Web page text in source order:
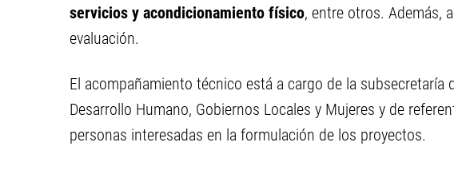
servicios y acondicionamiento físico, entre otros. Además,
evaluación.
El acompañamiento técnico está a cargo de la subsecretaría
Desarrollo Humano, Gobiernos Locales y Mujeres y de
personas interesadas en la formulación de los proyectos.